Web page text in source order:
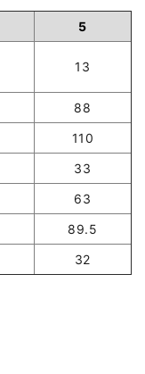
5
13
88
110
33
63
89.5
32